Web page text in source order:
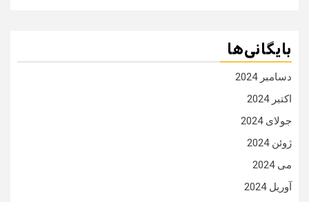
بایگانی‌ها
دسامبر 2024
اکتبر 2024
جولای 2024
ژوئن 2024
می 2024
آوریل 2024